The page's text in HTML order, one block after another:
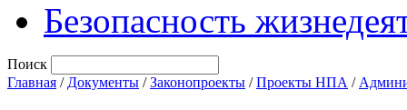
Безопасность
Поиск
Главная / Документы /Законопроекты /Проекты НПА /